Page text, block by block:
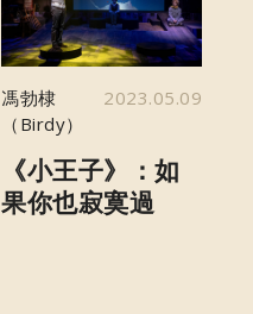
馮勃棣
（Birdy）
2023.05.09
《小王子》：如
果你也寂寞過